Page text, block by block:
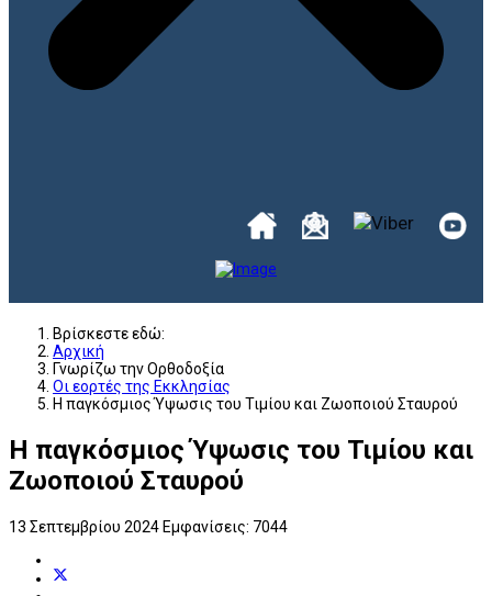
Βρίσκεστε εδώ:
Αρχική
Γνωρίζω την Ορθοδοξία
Οι εορτές της Εκκλησίας
Η παγκόσμιος Ύψωσις του Τιμίου και Ζωοποιού Σταυρού
Η παγκόσμιος Ύψωσις του Τιμίου και
Ζωοποιού Σταυρού
13 Σεπτεμβρίου 2024 Εμφανίσεις: 7044